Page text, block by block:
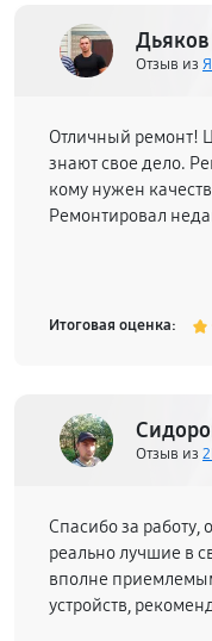
Отзыв из
Отличный ремонт!
знают свое дело.
кому нужен
Ремонтировал
Итоговая оценка:
Отзыв из
Спасибо за работу,
реально лучшие в
вполне
устройств,